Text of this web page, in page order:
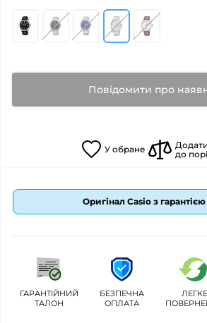
Повідомити про
У обране
до
Оригінал Casio з
ГАРАНТІЙНИЙ
ТАЛОН
БЕЗПЕЧНА
ОПЛАТА
ЛЕГКЕ